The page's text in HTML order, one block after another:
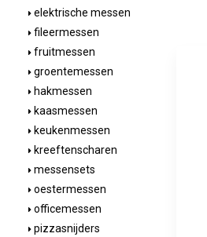
elektrische messen
fileermessen
fruitmessen
groentemessen
hakmessen
kaasmessen
keukenmessen
kreeftenscharen
messensets
oestermessen
officemessen
pizzasnijders